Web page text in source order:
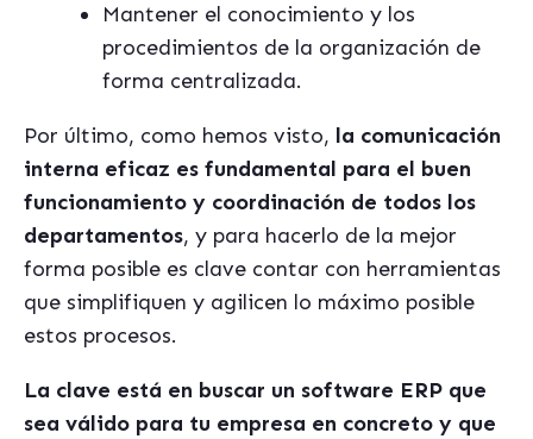
Mantener el conocimiento y los
procedimientos de la organización de
forma centralizada.
Por último, como hemos visto, la comunicación
interna eficaz es fundamental para el buen
funcionamiento y coordinación de todos los
departamentos, y para hacerlo de la mejor
forma posible es clave contar con herramientas
que simplifiquen y agilicen lo máximo posible
estos procesos.
La clave está en buscar un software ERP que
sea válido para tu empresa en concreto y que